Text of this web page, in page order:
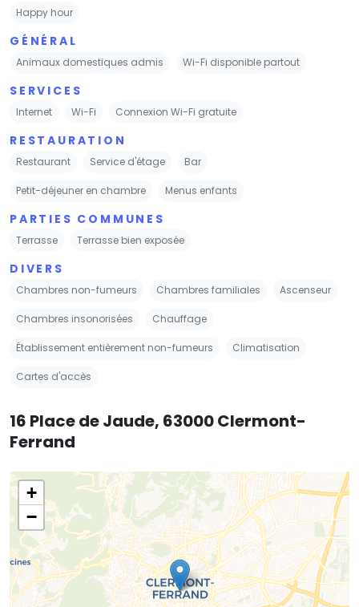
Happy hour
GÉNÉRAL
Animaux domestiques admis Wi-Fi disponible partout
SERVICES
Internet Wi-Fi Connexion Wi-Fi gratuite
RESTAURATION
Restaurant Service d'étage Bar
Petit-déjeuner en chambre Menus enfants
PARTIES COMMUNES
Terrasse Terrasse bien exposée
DIVERS
Chambres non-fumeurs Chambres familiales Ascenseur
Chambres insonorisées Chauffage
Établissement entièrement non-fumeurs Climatisation
Cartes d'accès
16 Place de Jaude, 63000 Clermont-
Ferrand
+
−